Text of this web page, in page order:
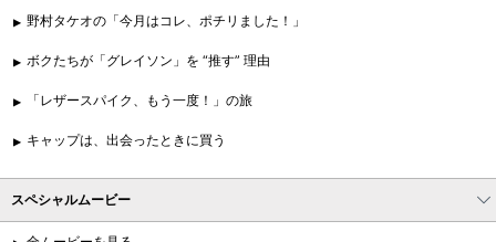
野村タケオの「今月はコレ、ポチリました！」
ボクたちが「グレイソン」を “推す” 理由
「レザースパイク、もう一度！」の旅
キャップは、出会ったときに買う
スペシャルムービー